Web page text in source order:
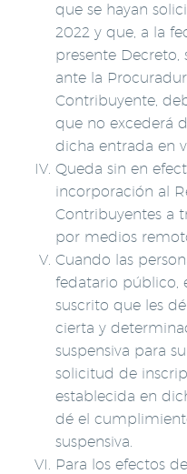
que se hayan
2022 y que, a la
presente
ante la
Contribuyente,
que no excederá
dicha entrada en
Queda sin en
incorporación al
Contribuyentes a
por medios
Cuando las
fedatario público,
suscrito que les
cierta y
suspensiva para
solicitud de
establecida en
dé el
suspensiva.
Para los efectos